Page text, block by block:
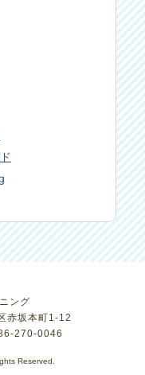
ング
赤坂本町1-12
270-0046
Reserved.